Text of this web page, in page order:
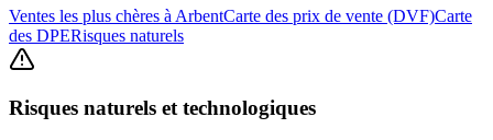
Ventes les plus chères à ArbentCarte des prix de vente (DVF)Carte
des DPERisques naturels
Risques naturels et technologiques